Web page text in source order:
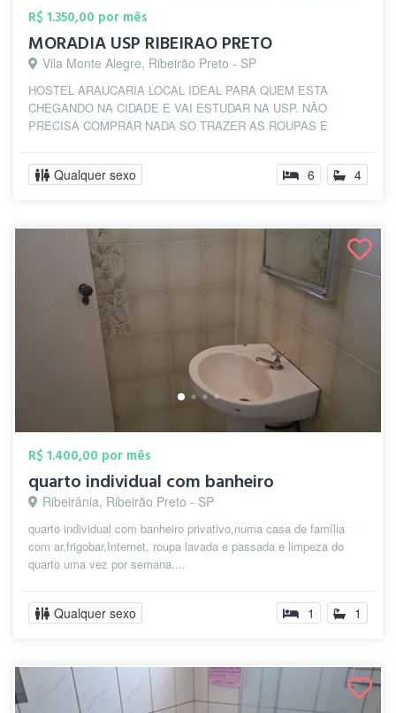
R$ 1.350,00 por mês
MORADIA USP RIBEIRAO PRETO
Vila Monte Alegre, Ribeirão Preto - SP
HOSTEL ARAUCARIA LOCAL IDEAL PARA QUEM ESTA
CHEGANDO NA CIDADE E VAI ESTUDAR NA USP. NÃO
PRECISA COMPRAR NADA SO TRAZER AS ROUPAS E
Qualquer sexo 6 4
R$ 1.400,00 por mês
quarto individual com banheiro
Ribeirânia, Ribeirão Preto - SP
quarto individual com banheiro privativo,numa casa de família
com ar,frigobar,Internet, roupa lavada e passada e limpeza do
quarto uma vez por semana....
Qualquer sexo 1 1